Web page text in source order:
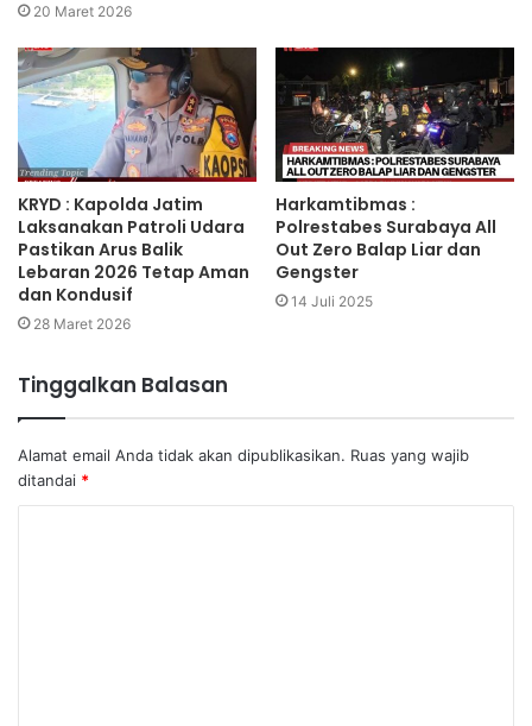
20 Maret 2026
KRYD : Kapolda Jatim
Laksanakan Patroli Udara
Pastikan Arus Balik
Lebaran 2026 Tetap Aman
dan Kondusif
28 Maret 2026
Harkamtibmas :
Polrestabes Surabaya All
Out Zero Balap Liar dan
Gengster
14 Juli 2025
Tinggalkan Balasan
Alamat email Anda tidak akan dipublikasikan. Ruas yang wajib
ditandai *